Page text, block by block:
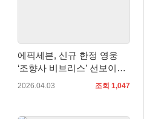
에픽세븐, 신규 한정 영웅
‘조향사 비브리스’ 선보이며
봄 시즌 대규모 업데이트 ‘뉴
2026.04.03 조회 1,047